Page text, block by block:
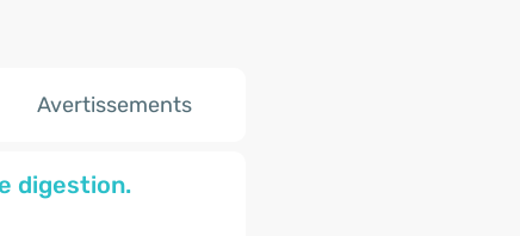
Avertissements
digestion.